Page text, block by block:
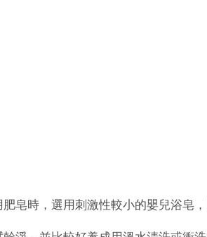
時，選用刺激性較小的嬰兒浴皂，